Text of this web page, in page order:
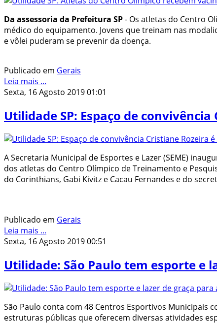
Da assessoria da Prefeitura SP- Os atletas do Centro
médico do equipamento. Jovens que treinam nas
e vôlei puderam se prevenir da doença.
Publicado em Gerais
Leia mais ...
Sexta, 16 Agosto 2019 01:01
Utilidade SP: Espaço de
A Secretaria Municipal de Esportes e Lazer (SEME)
dos atletas do Centro Olímpico de Treinamento e
do Corinthians, Gabi Kivitz e Cacau Fernandes e do
Publicado em Gerais
Leia mais ...
Sexta, 16 Agosto 2019 00:51
Utilidade: São Paulo tem esporte e
São Paulo conta com 48 Centros Esportivos Municipais
estruturas públicas que oferecem diversas atividades